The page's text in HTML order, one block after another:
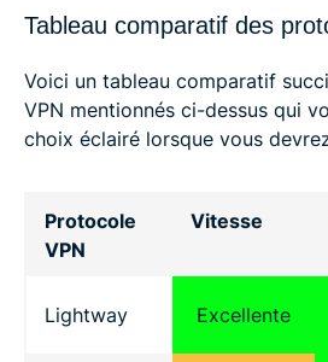
Tableau comparatif des
Voici un tableau comparatif
VPN mentionnés ci-dessus qui
choix éclairé lorsque vous
Protocole
VPN
Vitesse
Lightway Excellente